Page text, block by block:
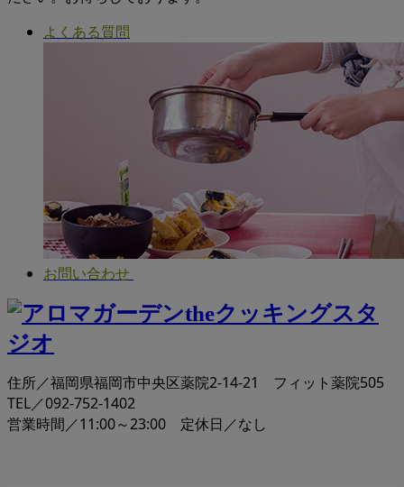
よくある質問
お問い合わせ
住所／福岡県福岡市中央区薬院2-14-21 フィット薬院505
TEL／092-752-1402
営業時間／11:00～23:00 定休日／なし